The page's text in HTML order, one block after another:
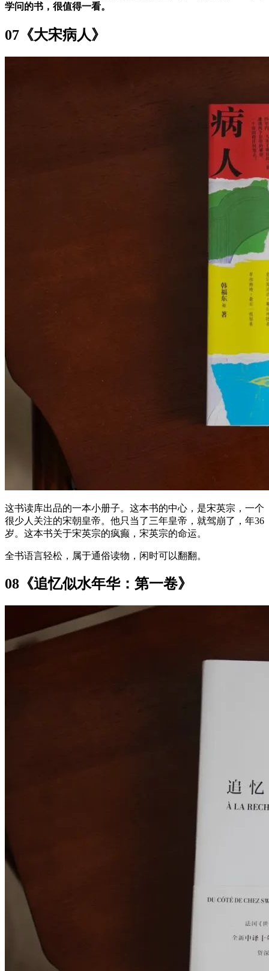
学问的书，很值得一看。
07《大宋病人》
这书读库出品的一本小册子。这本书的中心，是宋英宗，一个
很少人关注的宋朝皇帝。他只当了三年皇帝，就驾崩了，年36
岁。这本书关于宋英宗的疯癫，宋英宗的命运。
全书语言轻松，属于通俗读物，闲时可以翻翻。
08《追忆似水年华：第一卷》